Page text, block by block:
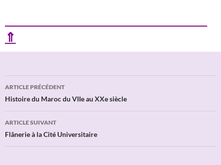
⇑
Navigation
des
articles
ARTICLE PRÉCÉDENT
Histoire du Maroc du VIIe au XXe siècle
ARTICLE SUIVANT
Flânerie à la Cité Universitaire